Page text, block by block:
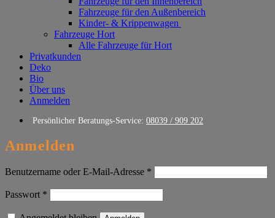
Fahrzeuge für den Außenbereich
Kinder- & Krippenwagen
Fahrzeuge Hort
Alle Fahrzeuge für Hort
Privatkunden
Deko
Bio
Über uns
Anmelden
Persönlicher Beratungs-Service: 08039 / 909 202
Anmelden
Benutzername oder E-Mail-Adresse *
Passwort *